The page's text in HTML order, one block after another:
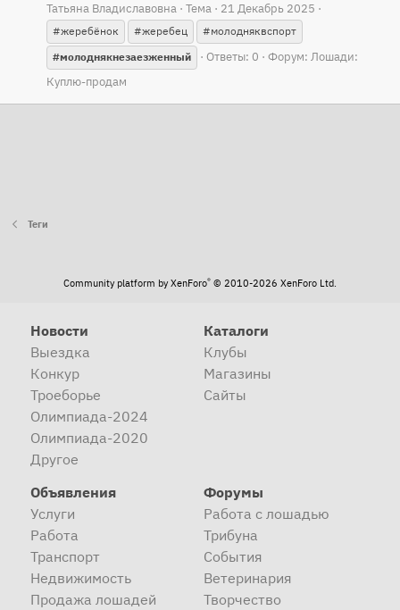
Татьяна Владиславовна Тема 21 Декабрь 2025
#жеребёнок #жеребец
#молодняквспорт
#молоднякнезаезженный
Ответы: 0 Форум: Лошади:
Куплю-продам
Теги
Community platform by XenForo® © 2010-2026 XenForo Ltd.
Новости
Выездка
Конкур
Троеборье
Олимпиада-2024
Олимпиада-2020
Другое
Каталоги
Клубы
Магазины
Сайты
Объявления
Услуги
Работа
Транспорт
Недвижимость
Продажа лошадей
Форумы
Работа с лошадью
Трибуна
События
Ветеринария
Творчество